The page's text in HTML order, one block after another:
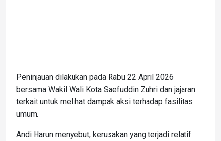
Peninjauan dilakukan pada Rabu 22 April 2026
bersama Wakil Wali Kota Saefuddin Zuhri dan jajaran
terkait untuk melihat dampak aksi terhadap fasilitas
umum.
Andi Harun menyebut, kerusakan yang terjadi relatif